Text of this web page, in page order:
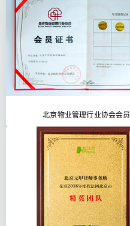
北京物业管理行业协会会员